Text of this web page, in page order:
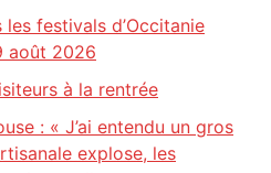
festivals d’Occitanie
août 2026
à la rentrée
: « J’ai entendu un gros
explose, les